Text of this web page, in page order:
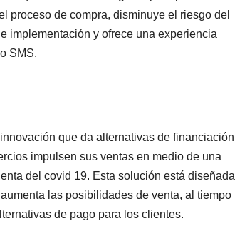
proceso de compra, disminuye el riesgo del
implementación y ofrece una experiencia
SMS.
que da alternativas de financiación
impulsen sus ventas en medio de una
del covid 19. Esta solución está diseñada
las posibilidades de venta, al tiempo
de pago para los clientes.